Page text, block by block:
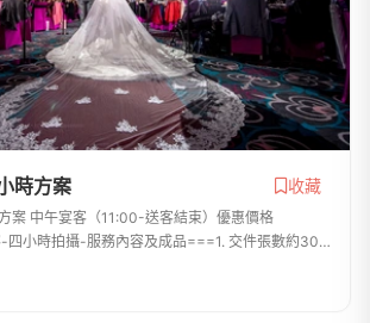
時方案 收藏
案 中午宴客（11:00-送客結束）優惠價格
小時拍攝-服務內容及成品===1. 交件張數約300
張數無上線，拍攝檔案全給2. 所有交件照片皆會後